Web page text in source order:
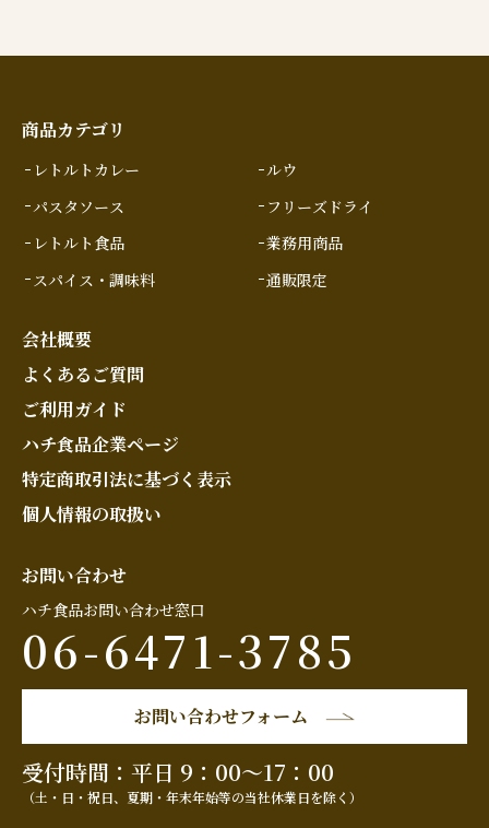
商品カテゴリ
レトルトカレー
パスタソース
レトルト食品
スパイス・調味料
ルウ
フリーズドライ
業務用商品
通販限定
会社概要
よくあるご質問
ご利用ガイド
ハチ食品企業ページ
特定商取引法に基づく表示
個人情報の取扱い
お問い合わせ
ハチ食品お問い合わせ窓口
06-6471-3785
お問い合わせフォーム
受付時間：平日 9：00～17：00
（土・日・祝日、夏期・年末年始等の当社休業日を除く）